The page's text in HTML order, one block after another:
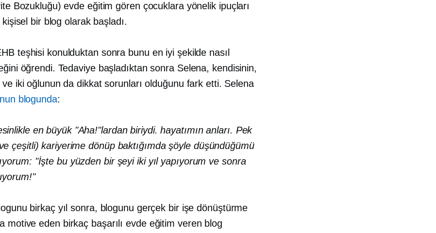
Bozukluğu) evde eğitim gören çocuklara yönelik ipuçları
kişisel bir blog olarak başladı.
teşhisi konulduktan sonra bunu en iyi şekilde nasıl
öğrendi. Tedaviye başladıktan sonra Selena, kendisinin,
ve iki oğlunun da dikkat sorunları olduğunu fark etti. Selena
blogunda:
en büyük "Aha!"lardan biriydi. hayatımın anları. Pek
çeşitli) kariyerime dönüp baktığımda şöyle düşündüğümü
"İşte bu yüzden bir şeyi iki yıl yapıyorum ve sonra
birkaç yıl sonra, blogunu gerçek bir işe dönüştürme
motive eden birkaç başarılı evde eğitim veren blog